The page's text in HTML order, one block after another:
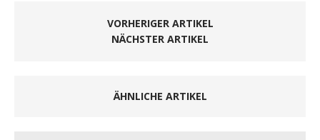
VORHERIGER ARTIKEL
NÄCHSTER ARTIKEL
ÄHNLICHE ARTIKEL